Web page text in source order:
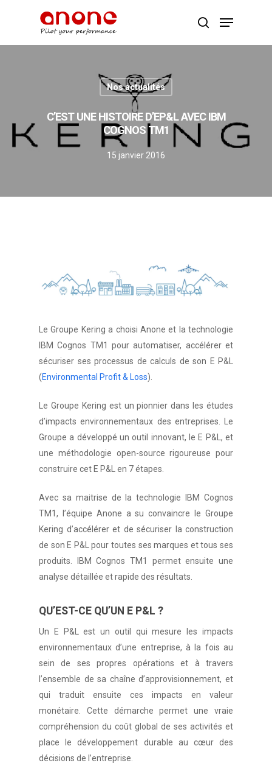
Appuyer Entrée ou ESC pour fermer
Nos actualités
C’EST UNE HISTOIRE D’EP&L AVEC IBM
COGNOS TM1
15 janvier 2016
Le Groupe Kering a choisi Anone et la technologie
IBM Cognos TM1 pour automatiser, accélérer et
sécuriser ses processus de calculs de son E P&L
(Environmental Profit & Loss).
Le Groupe Kering est un pionnier dans les études
d’impacts environnementaux des entreprises. Le
Groupe a développé un outil innovant, le E P&L, et
une méthodologie open-source rigoureuse pour
construire cet E P&L en 7 étapes.
Avec sa maitrise de la technologie IBM Cognos
TM1, l’équipe Anone a su convaincre le Groupe
Kering d’accélérer et de sécuriser la construction
de son E P&L pour toutes ses marques et tous ses
produits. IBM Cognos TM1 permet ensuite une
analyse détaillée et rapide des résultats.
QU’EST-CE QU’UN E P&L ?
Un E P&L est un outil qui mesure les impacts
environnementaux d’une entreprise, à la fois au
sein de ses propres opérations et à travers
l’ensemble de sa chaîne d’approvisionnement, et
qui traduit ensuite ces impacts en valeur
monétaire. Cette démarche permet une vraie
compréhension du coût global de ses activités et
place le développement durable au cœur des
décisions de l’entreprise.